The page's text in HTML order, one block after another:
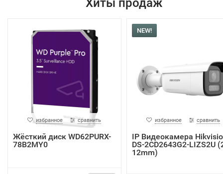
Хиты продаж
избранное сравнить
Жёсткий диск WD62PURX-
78B2MY0
NEW!
избранное сравнить
IP Видеокамера
DS-2CD2643G2-LIZS2U
12mm)